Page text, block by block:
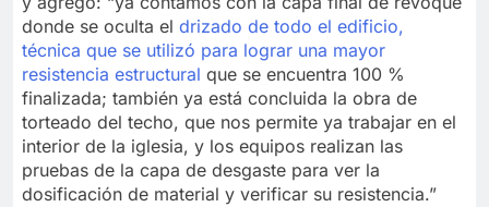
donde se oculta el drizado de todo el edificio,
técnica que se utilizó para lograr una mayor
resistencia estructural que se encuentra 100 %
finalizada; también ya está concluida la obra de
torteado del techo, que nos permite ya trabajar en el
interior de la iglesia, y los equipos realizan las
pruebas de la capa de desgaste para ver la
dosificación de material y verificar su resistencia.”